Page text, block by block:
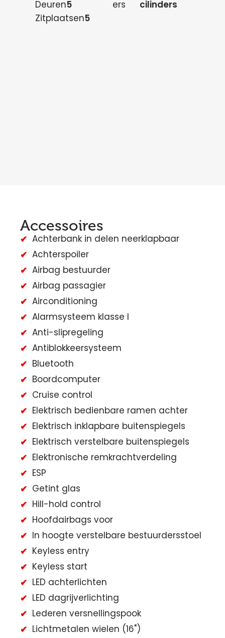
Deuren5
Zitplaatsen5
ers cilinders
Accessoires
Achterbank in delen neerklapbaar
Achterspoiler
Airbag bestuurder
Airbag passagier
Airconditioning
Alarmsysteem klasse I
Anti-slipregeling
Antiblokkeersysteem
Bluetooth
Boordcomputer
Cruise control
Elektrisch bedienbare ramen achter
Elektrisch inklapbare buitenspiegels
Elektrisch verstelbare buitenspiegels
Elektronische remkrachtverdeling
ESP
Getint glas
Hill-hold control
Hoofdairbags voor
In hoogte verstelbare bestuurdersstoel
Keyless entry
Keyless start
LED achterlichten
LED dagrijverlichting
Lederen versnellingspook
Lichtmetalen wielen (16")